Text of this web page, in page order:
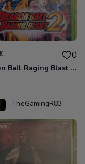
0
Dragon Ball Raging Blast 2 Xbox 360
TheGamingR83